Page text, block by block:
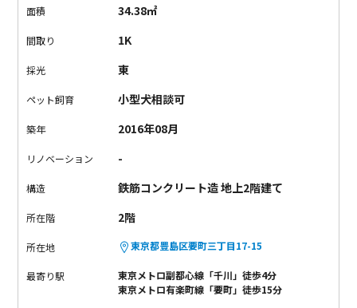
る、隠れ家的なお店を訪ねるかのようなワクワク感。
ルの玄関ドアも雰囲気にぴったりです。
で、ワクワクするポイントがたくさんです。
のに柔らかく。
他のどんなお部屋とも違う、唯一無二な空間。
を日常にしてみませんか？
面積 34.38㎡
間取り 1K
採光 東
ペット飼育 小型犬相談可
築年 2016年08月
リノベーション -
構造 鉄筋コンクリート造 地上2階建て
所在階 2階
所在地 東京都豊島区要町三丁目17-15
最寄り駅
東京メトロ副都心線「千川」徒歩4分
東京メトロ有楽町線「要町」徒歩15分